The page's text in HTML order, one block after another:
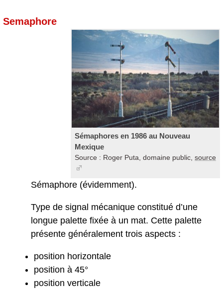
Semaphore
Sémaphores en 1986 au Nouveau
Mexique
Source : Roger Puta, domaine public, source
Sémaphore (évidemment).
Type de signal mécanique constitué d’une
longue palette fixée à un mat. Cette palette
présente généralement trois aspects :
position horizontale
position à 45°
position verticale